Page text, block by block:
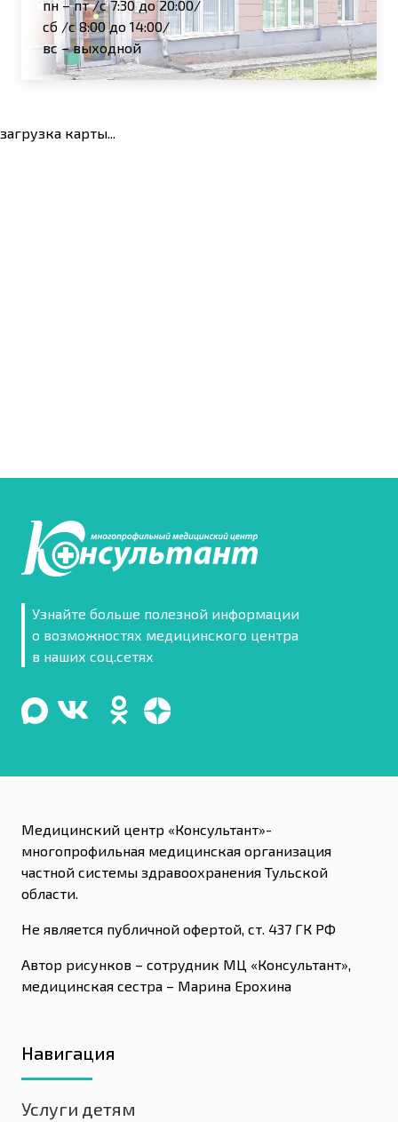
пн – пт /с 7:30 до 20:00/
сб /с 8:00 до 14:00/
вс – выходной
загрузка карты...
Узнайте больше полезной информации
о возможностях медицинского центра
в наших соц.сетях
Медицинский центр «Консультант»-
многопрофильная медицинская организация
частной системы здравоохранения Тульской
области.
Не является публичной офертой, ст. 437 ГК РФ
Автор рисунков – сотрудник МЦ «Консультант»,
медицинская сестра – Марина Ерохина
Навигация
Услуги детям